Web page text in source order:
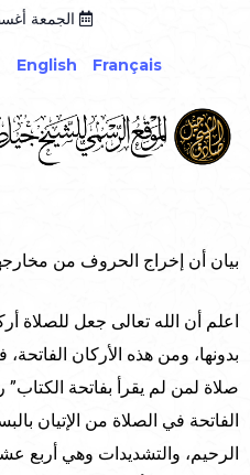
الجمعة أغسطس
Français
English
بيان أن إخراج الحروف من
اعلم أن الله تعالى جعل للصلاة
بدونها، ومن هذه الأركان
صلاة لمن لم يقرأ بفاتحة الكتاب”
الفاتحة في الصلاة من الإتيان
الرحيم، والتشديدات وهي أربع